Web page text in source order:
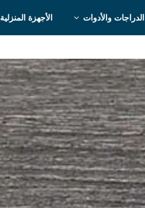
الدراجات والأدوات الأجهزة المنزلية